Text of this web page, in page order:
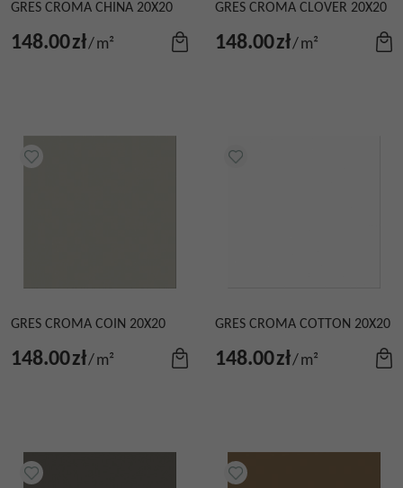
GRES CROMA CHINA 20X20
148.00zł/m²
GRES CROMA CLOVER 20X20
148.00zł/m²
GRES CROMA COIN 20X20
148.00zł/m²
GRES CROMA COTTON 20X20
148.00zł/m²